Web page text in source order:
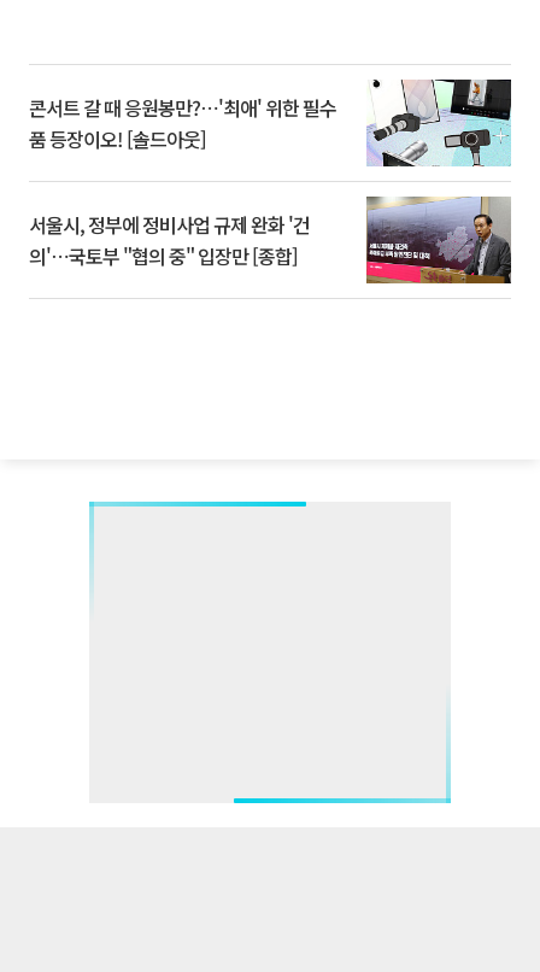
콘서트 갈 때 응원봉만?⋯'최애' 위한 필수
품 등장이오! [솔드아웃]
서울시, 정부에 정비사업 규제 완화 '건
의'⋯국토부 "협의 중" 입장만 [종합]